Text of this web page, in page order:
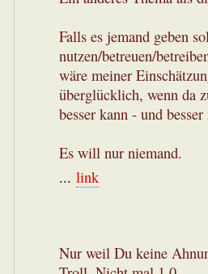
Falls es jemand geben
nutzen/betreuen/
wäre meiner
überglücklich, wenn da
besser kann - und
Es will nur niemand.
... link
Nur weil Du keine